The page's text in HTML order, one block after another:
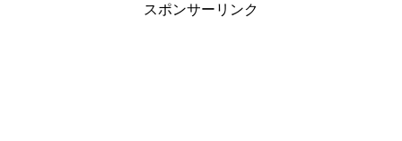
スポンサーリンク